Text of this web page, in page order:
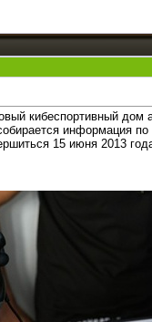
кибеспортивный дом
информация
15 июня 2013